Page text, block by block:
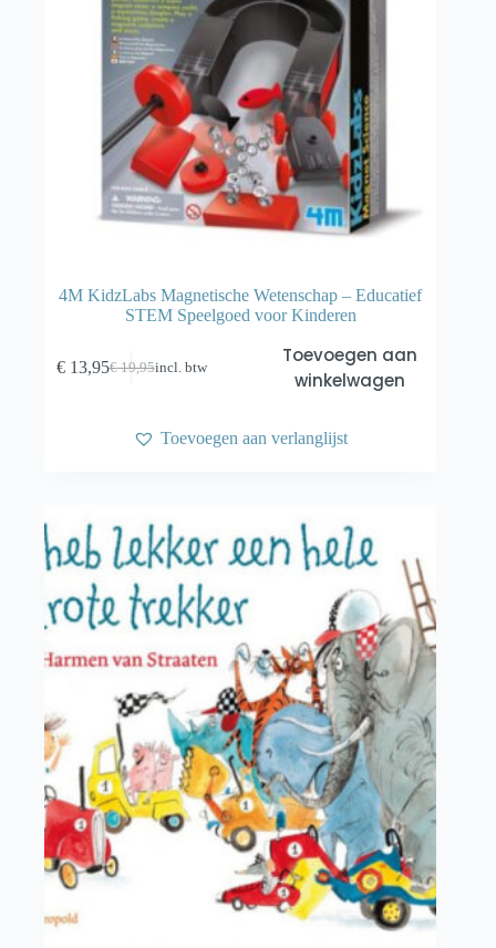
4M KidzLabs Magnetische Wetenschap – Educatief
STEM Speelgoed voor Kinderen
€19,95
Oorspronkelijke
€ 19,95.
€13,95Huidige
€ 13,95.
incl. btw
Toevoegen aan
winkelwagen
Toevoegen aan verlanglijst